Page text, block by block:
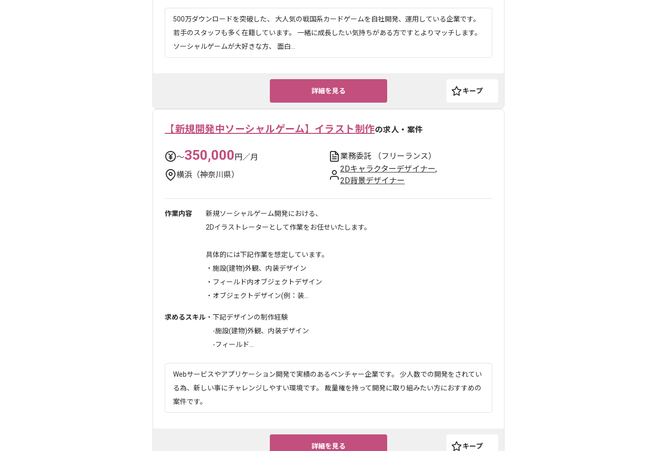
500万ダウンロードを突破した、 大人気の戦国系カードゲームを自社開発、運用している企業です。
若手のスタッフも多く在籍しています。 一緒に成長したい気持ちがある方ですとよりマッチします。
ソーシャルゲームが大好きな方、 面白...
詳細を見る キープ
【新規開発中ソーシャルゲーム】イラスト制作の求人・案件
〜350,000円／月 業務委託
（フリーランス）
横浜（神奈川県）
2Dキャラクターデザイナー,
2D背景デザイナー
作業内容
新規ソーシャルゲーム開発における、
2Dイラストレーターとして作業をお任せいたします。
具体的には下記作業を想定しています。
・施設(建物)外観、内装デザイン
・フィールド内オブジェクトデザイン
・オブジェクトデザイン(例：装...
求めるスキル ・下記デザインの制作経験
-施設(建物)外観、内装デザイン
-フィールド...
Webサービスやアプリケーション開発で実績のあるベンチャー企業です。 少人数での開発をされてい
る為、新しい事にチャレンジしやすい環境です。 裁量権を持って開発に取り組みたい方におすすめの
案件です。
詳細を見る キープ